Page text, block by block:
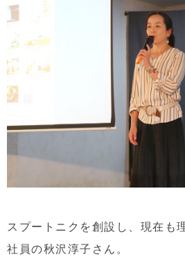
スプートニクを創設し、現在も
社員の秋沢淳子さん。